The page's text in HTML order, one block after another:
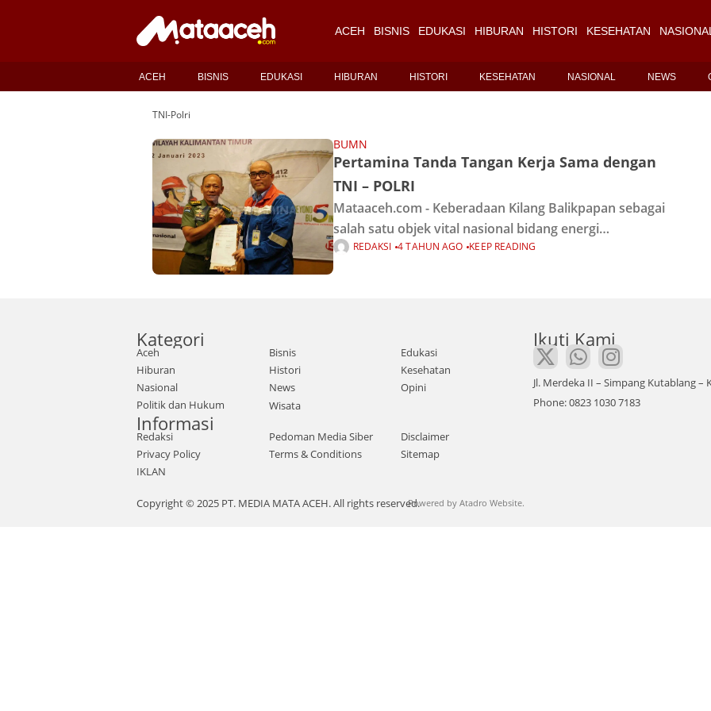
ACEH BISNIS EDUKASI HIBURAN HISTORI KESEHATAN NASIONAL
ACEH BISNIS EDUKASI HIBURAN HISTORI KESEHATAN NASIONAL NEWS
TNI-Polri
BUMN
Pertamina Tanda Tangan Kerja Sama dengan
TNI – POLRI
Mataaceh.com - Keberadaan Kilang Balikpapan sebagai
salah satu objek vital nasional bidang energi
memerlukan dukungan dari para pemangku
kepentingan. Salah satunya dibidang pengamanan.
REDAKSI 4 TAHUN AGO KEEP READING
Kategori
Aceh Bisnis
Edukasi
Hiburan
Histori
Kesehatan
Nasional
News
Opini
Politik dan Hukum
Wisata
Informasi
Redaksi Pedoman Media Siber
Disclaimer
Privacy Policy
Terms & Conditions
Sitemap
IKLAN
Ikuti Kami
Jl. Merdeka II – Simpang Kutablang –
Phone: 0823 1030 7183
Copyright © 2025 PT. MEDIA MATA ACEH. All rights reserved.Powered by Atadro Website.